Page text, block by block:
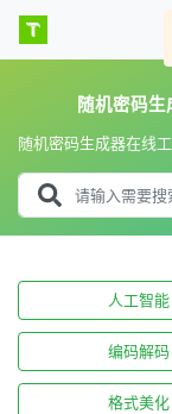
人工智能
编码解码
格式美化